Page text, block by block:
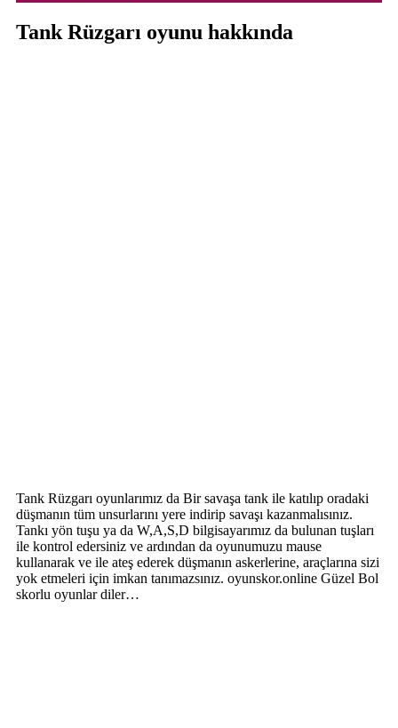
Tank Rüzgarı oyunu hakkında
Tank Rüzgarı oyunlarımız da Bir savaşa tank ile katılıp oradaki
düşmanın tüm unsurlarını yere indirip savaşı kazanmalısınız.
Tankı yön tuşu ya da W,A,S,D bilgisayarımız da bulunan tuşları
ile kontrol edersiniz ve ardından da oyunumuzu mause
kullanarak ve ile ateş ederek düşmanın askerlerine, araçlarına sizi
yok etmeleri için imkan tanımazsınız. oyunskor.online Güzel Bol
skorlu oyunlar diler…